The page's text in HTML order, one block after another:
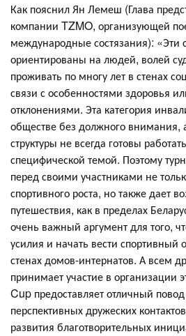
Как пояснил Ян Лемеш (Глава
компании TZMO, организующей
международные состязания): «Эти
ориентированы на людей, волей
проживать по многу лет в стенах
связи с особенностями здоровья
отклонениями. Эта категория
обществе без должного внимания,
структуры не всегда готовы
специфической темой. Поэтому
перед своими участниками не
спортивного роста, но также дает
путешествия, как в пределах
очень важный аргумент для того,
усилия и начать вести
стенах домов-интернатов. А всем
принимает участие в организации
Cup предоставляет отличный
перспективных дружеских
развития благотворительных